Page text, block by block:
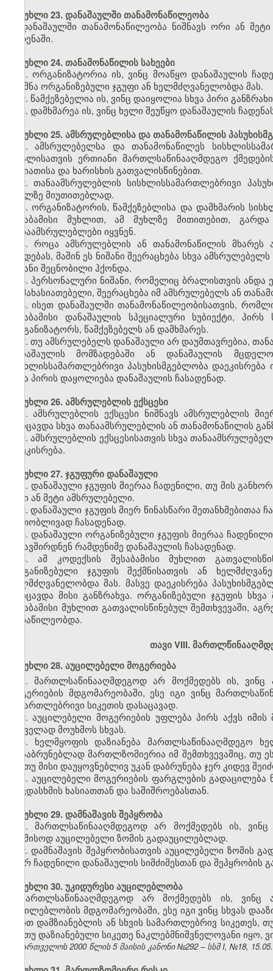
მუხლი 23. დანაშაულში თანამონაწილეობა
დანაშაულში თანამონაწილეობა ნიშნავს ორი ან
ჩადენაში.
მუხლი 24. თანამონაწილის სახეები
1. ორგანიზატორია ის, ვინც მოაწყო დანაშაულის
შექმნა ორგანიზებული ჯგუფი ან ხელმძღვანელობდა მას.
2. წამქეზებელია ის, ვინც დაიყოლია სხვა პირი
3. დამხმარეა ის, ვინც ხელი შეუწყო დანაშაულის
მუხლი 25. ამსრულებლისა და თანამონაწილის
1. ამსრულებელსა და თანამონაწილეს
ბრალისათვის ერთიანი მართლსაწინააღმდეგო
ხასიათისა და ხარისხის გათვალისწინებით.
2. თანაამსრულებლის სისხლისსამართლებრივი
მუხლზე მიუთითებლად.
3. ორგანიზატორის, წამქეზებლისა და დამხმარის
შესაბამისი მუხლით, ამ მუხლზე მითითებით,
თანაამსრულებლები იყვნენ.
4. როცა ამსრულებლის ან თანამონაწილის მხარეს
ქმედებას, მაშინ ეს ნიშანი შეერაცხება სხვა
ნიშანი შეცნობილი ჰქონდა.
5. პერსონალური ნიშანი, რომელიც ბრალისთვის
დამახასიათებელი, შეერაცხება იმ ამსრულებელს ან
6. ისეთ დანაშაულში თანამონაწილეობისათვის,
შესაბამისი დანაშაულის სპეციალური სუბიექტი,
ორგანიზატორს, წამქეზებელს ან დამხმარეს.
7. თუ ამსრულებელს დანაშაული არ დაუმთავრებია,
დანაშაულის მომზადებაში ან დანაშაულის
სისხლისსამართლებრივი პასუხისმგებლობა
სხვა პირის დაყოლიება დანაშაულის ჩასადენად.
მუხლი 26. ამსრულებლის ექსცესი
1. ამსრულებლის ექსცესი ნიშნავს ამსრულებლის
მოიცავდა სხვა თანაამსრულებლის ან თანამონაწილის
2. ამსრულებლის ექსცესისათვის სხვა
დაეკისრება.
მუხლი 27. ჯგუფური დანაშაული
1. დანაშაული ჯგუფის მიერაა ჩადენილი, თუ მის
ორი ან მეტი ამსრულებელი.
2. დანაშაული ჯგუფის მიერ წინასწარი
ერთობლივად ჩასადენად.
3. დანაშაული ორგანიზებული ჯგუფის მიერაა
შეკავშირდნენ რამდენიმე დანაშაულის ჩასადენად.
4. ამ კოდექსის შესაბამისი მუხლით
ორგანიზებული ჯგუფის შექმნისათვის ან
ხელმძღვანელობდა მას. მასვე დაეკისრება
მოიცავდა მისი განზრახვა. ორგანიზებული ჯგუფის
შესაბამისი მუხლით გათვალისწინებულ შემთხვევაში,
მონაწილეობდა.
თავი VIII.
მუხლი 28. აუცილებელი მოგერიება
1. მართლსაწინააღმდეგოდ არ მოქმედებს ის,
მოგერიების მდგომარეობაში, ესე იგი ვინც
სამართლებრივი სიკეთის დასაცავად.
2. აუცილებელი მოგერიების უფლება პირს აქვს
საშველად მოუხმოს სხვას.
3. ხელმყოფის დაზიანება მართლსაწინააღმდეგო
დასაბრუნებლად მართლზომიერია იმ შემთხვევაშიც,
და თუ მისი დაუყოვნებლივ უკან დაბრუნება ჯერ კიდევ
4. აუცილებელი მოგერიების ფარგლების გადაცილება
თავდასხმის ხასიათთან და საშიშროებასთან.
მუხლი 29. დამნაშავის შეპყრობა
1. მართლსაწინააღმდეგოდ არ მოქმედებს ის,
საამისოდ აუცილებელი ზომის გადაუცილებლად.
2. დამნაშავის შეპყრობისათვის აუცილებელი ზომის
მიერ ჩადენილი დანაშაულის სიმძიმესთან და შეპყრობის
მუხლი 30. უკიდურესი აუცილებლობა
მართლსაწინააღმდეგოდ არ მოქმედებს ის, ვინც
აუცილებლობის მდგომარეობაში, ესე იგი ვინც სხვას
თვით დამზიანებლის ან სხვის სამართლებრივ
და თუ დაზიანებული სიკეთე ნაკლებმნიშვნელოვანი იყო,
საქართველოს 2000 წლის 5 მაისის კანონი №292 – სსმ I, №18,